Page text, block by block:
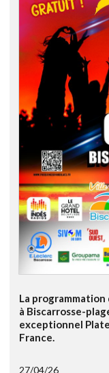
La programmation
à Biscarrosse-
exceptionnel
France.
27/04/26